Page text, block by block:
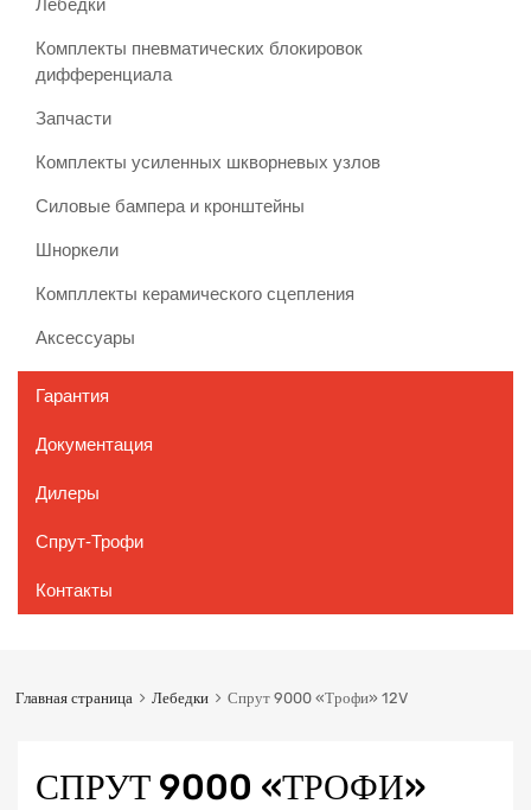
Комплекты пневматических блокировок
дифференциала
Запчасти
Комплекты усиленных шкворневых узлов
Силовые бампера и кронштейны
Шноркели
Компллекты керамического сцепления
Аксессуары
Гарантия
Документация
Дилеры
Спрут-Трофи
Контакты
Главная страница Лебедки Спрут 9000 «Трофи» 12V
СПРУТ 9000 «ТРОФИ»